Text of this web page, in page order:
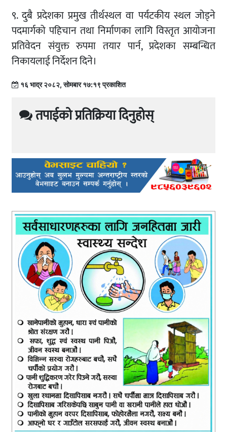
९. दुबै प्रदेशका प्रमुख तीर्थस्थल वा पर्यटकीय स्थल जोड्ने
पदमार्गको पहिचान तथा निर्माणका लागि विस्तृत आयोजना
प्रतिवेदन संयुक्त रुपमा तयार पार्न, प्रदेशका सम्बन्धित
निकायलाई निर्देशन दिने।
१६ भाद्र २०८२, सोमबार १७:१९ प्रकाशित
तपाईको प्रतिक्रिया दिनुहोस्